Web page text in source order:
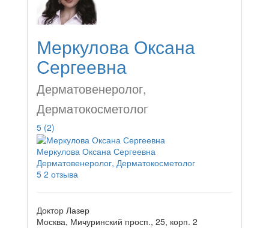
Меркулова Оксана
Сергеевна
Дерматовенеролог,
Дерматокосметолог
5 (2)
Меркулова Оксана Сергеевна
Дерматовенеролог, Дерматокосметолог
5 2 отзыва
Доктор Лазер
Москва, Мичуринский просп., 25, корп. 2